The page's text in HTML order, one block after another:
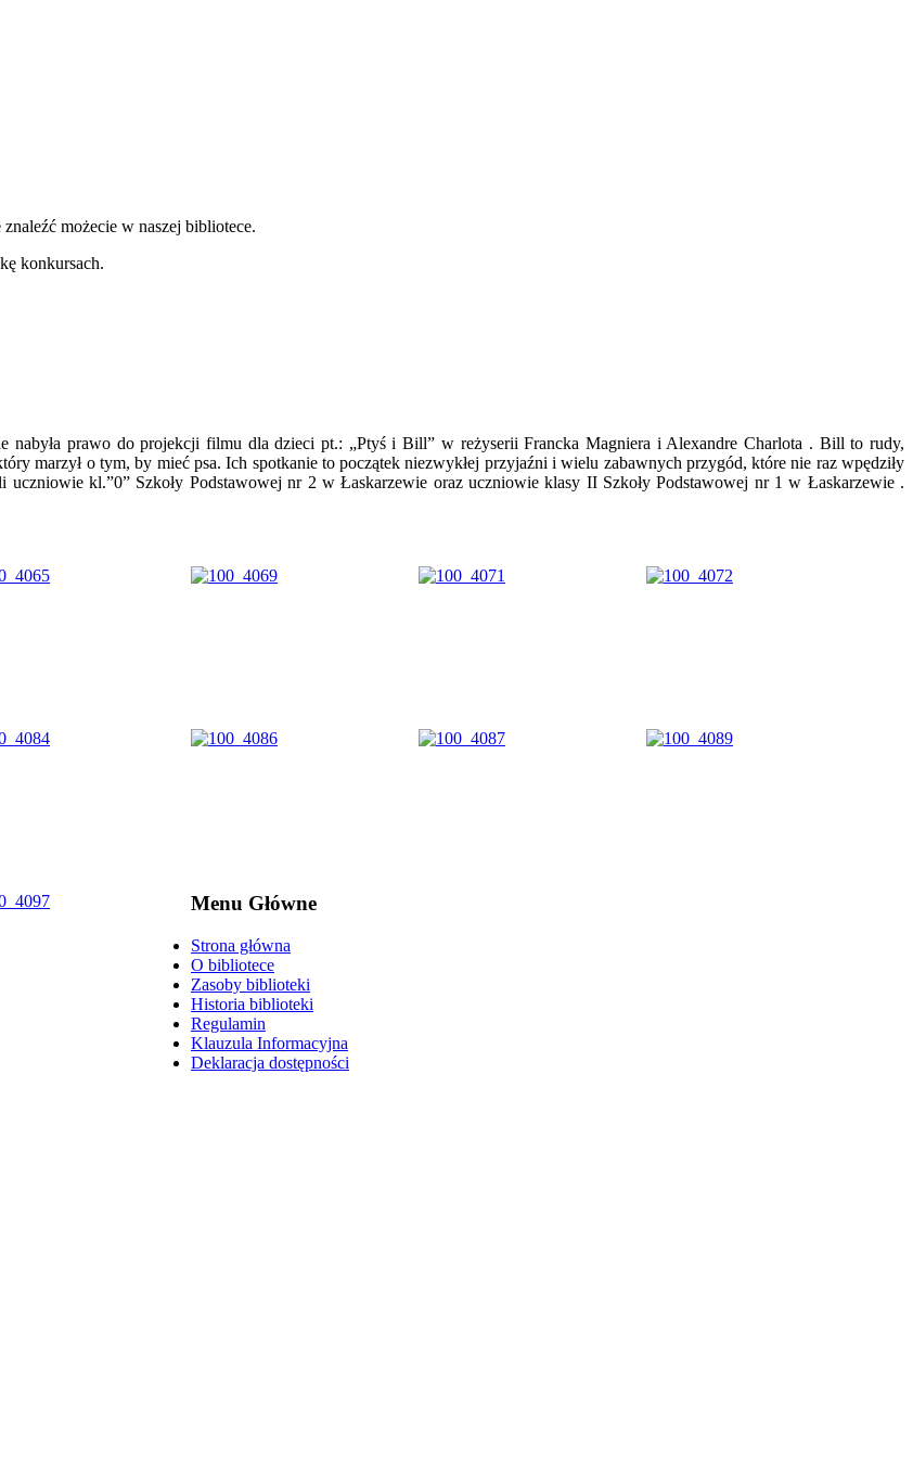
możecie w naszej bibliotece.
konkursach.
prawo do projekcji filmu dla dzieci pt.: „Ptyś i Bill” w reżyserii Francka Magniera i Alexandre Charlota . Bill to rudy,
marzył o tym, by mieć psa. Ich spotkanie to początek niezwykłej przyjaźni i wielu zabawnych przygód, które nie raz wpędziły
kl.”0” Szkoły Podstawowej nr 2 w Łaskarzewie oraz uczniowie klasy II Szkoły Podstawowej nr 1 w Łaskarzewie .
Menu Główne
Strona główna
O bibliotece
Zasoby biblioteki
Historia biblioteki
Regulamin
Klauzula Informacyjna
Deklaracja dostępności